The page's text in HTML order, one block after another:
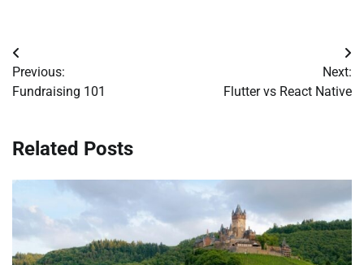
Navigácia
v
Previous:
Fundraising 101
Next:
Flutter vs React Native
Related Posts